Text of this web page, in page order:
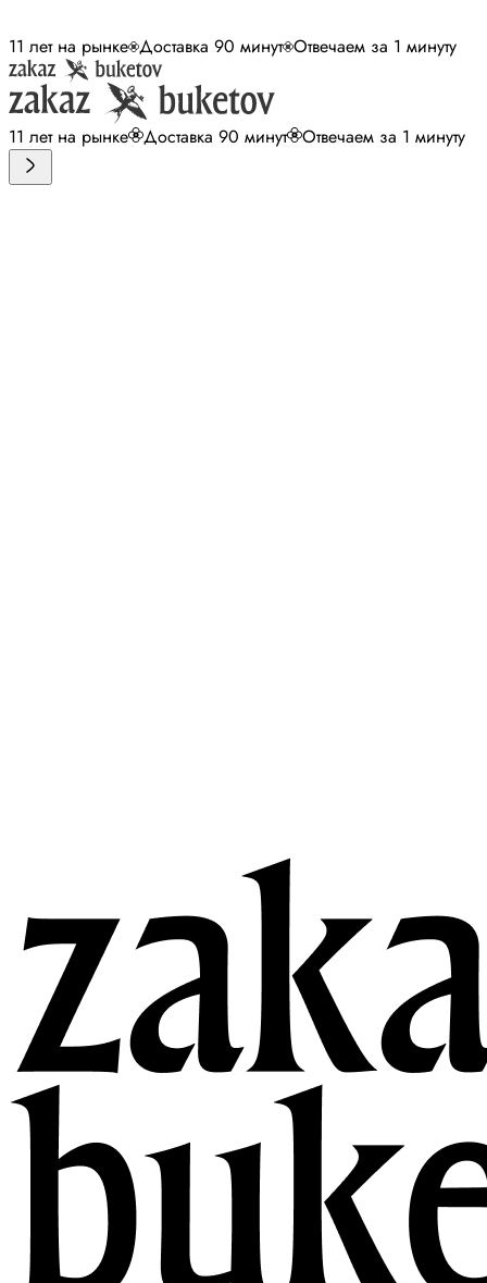
11 лет на рынке Доставка 90 минут Отвечаем за 1 минуту
11 лет на рынке Доставка 90 минут Отвечаем за 1 минуту